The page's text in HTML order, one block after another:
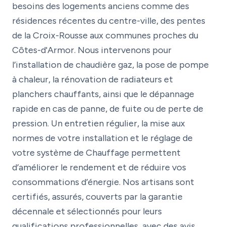
besoins des logements anciens comme des
résidences récentes du centre-ville, des pentes
de la Croix-Rousse aux communes proches du
Côtes-d'Armor. Nous intervenons pour
l’installation de chaudière gaz, la pose de pompe
à chaleur, la rénovation de radiateurs et
planchers chauffants, ainsi que le dépannage
rapide en cas de panne, de fuite ou de perte de
pression. Un entretien régulier, la mise aux
normes de votre installation et le réglage de
votre système de Chauffage permettent
d’améliorer le rendement et de réduire vos
consommations d’énergie. Nos artisans sont
certifiés, assurés, couverts par la garantie
décennale et sélectionnés pour leurs